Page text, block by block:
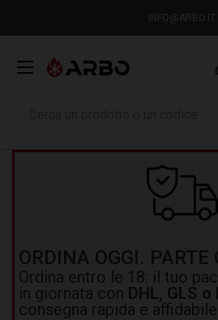
INFO@ARBO.IT
ORDINA OGGI. PARTE
Ordina entro le 18: il tuo
in giornata con DHL, GLS o
consegna rapida e affidabile.